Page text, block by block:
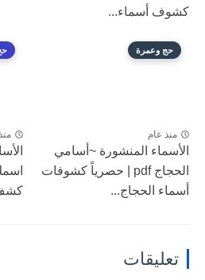
كشوف أسماء...
حج وعمرة
منذ عام
الأسماء المنشورة ~أسامي
الحجاج pdf | حصرياً كشوفات
أسماء الحجاج...
تعليقات